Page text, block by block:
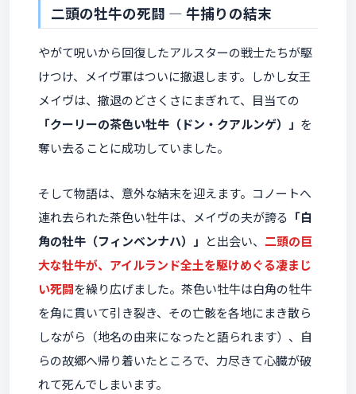
二頭の牡牛の死闘 ― 牛捕りの結末
やがて呪いから回復したアルスターの戦士たちが駆
けつけ、メイヴ軍はついに撤退します。しかし女王
メイヴは、撤退のどさくさにまぎれて、目当ての
「クーリーの茶色い牡牛（ドン・クアルンゲ）」 を
奪い去ることに成功していました。
そして物語は、意外な結末を迎えます。コノートへ
連れ去られた茶色い牡牛は、メイヴの夫が誇る 「白
角の牡牛（フィンベンナハ）」 と出会い、 二頭の巨
大な牡牛が、アイルランド全土を駆けめぐる凄まじ
い死闘を繰り広げました。茶色い牡牛は白角の牡牛
を角に貫いて引き裂き、その亡骸を各地にまき散ら
しながら（地名の由来になったと語られます）、自
らの故郷へ帰り着いたところで、力尽きて心臓が破
れて死んでしまいます。